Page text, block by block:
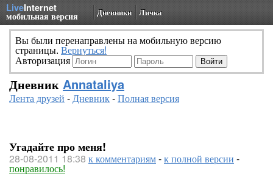
LiveInternet
мобильная версия Дневники Личка
Вы были перенаправлены на мобильную версию
страницы. Вернуться!
Авторизация
Дневник Annataliya
Лента друзей -Дневник-Полная версия
Угадайте про меня!
28-08-2011 18:38 к комментариям-к полной версии -
понравилось!